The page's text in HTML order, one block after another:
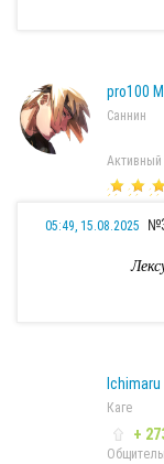
pro100
Саннин
Активный
05:49, 15.08.2025
Ichimaru
Каге
+